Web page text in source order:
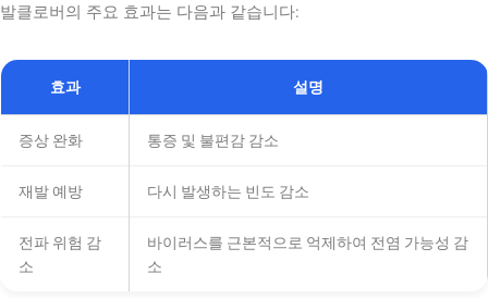
발클로버의 주요 효과는 다음과 같습니다:
효과 설명
증상 완화 통증 및 불편감 감소
재발 예방 다시 발생하는 빈도 감소
전파 위험 감
소
바이러스를 근본적으로 억제하여 전염 가능성 감
소